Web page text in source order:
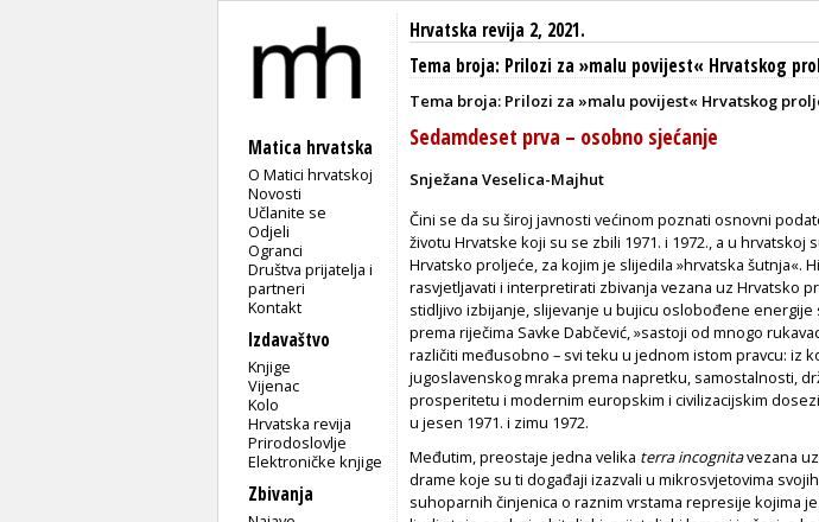
Matica hrvatska
O Matici hrvatskoj
Novosti
Učlanite se
Odjeli
Ogranci
Društva prijatelja i
partneri
Kontakt
Izdavaštvo
Knjige
Vijenac
Kolo
Hrvatska revija
Prirodoslovlje
Elektroničke knjige
Zbivanja
Hrvatska revija 2, 2021.
Tema broja: Prilozi za »malu povijest« Hrvatskog
Tema broja: Prilozi za »malu povijest« Hrvatskog
Sedamdeset prva – osobno sjećanje
Snježana Veselica-Majhut
Čini se da su široj javnosti većinom poznati osnovni
životu Hrvatske koji su se zbili 1971. i 1972., a u hrvatskoj
Hrvatsko proljeće, za kojim je slijedila »hrvatska šutnja«.
rasvjetljavati i interpretirati zbivanja vezana uz Hrvatsko
stidljivo izbijanje, slijevanje u bujicu oslobođene energije
prema riječima Savke Dabčević, »sastoji od mnogo
različiti međusobno – svi teku u jednom istom pravcu: iz
jugoslavenskog mraka prema napretku, samostalnosti,
prosperitetu i modernim europskim i civilizacijskim
u jesen 1971. i zimu 1972.
Međutim, preostaje jedna velika terra incognitavezana
drame koje su ti događaji izazvali u mikrosvjetovima
suhoparnih činjenica o raznim vrstama represije kojima